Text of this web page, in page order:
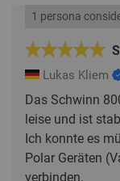
1 persona
Lukas Kliem
Das Schwinn
leise und ist
Ich konnte es
Polar Geräten
verbinden.